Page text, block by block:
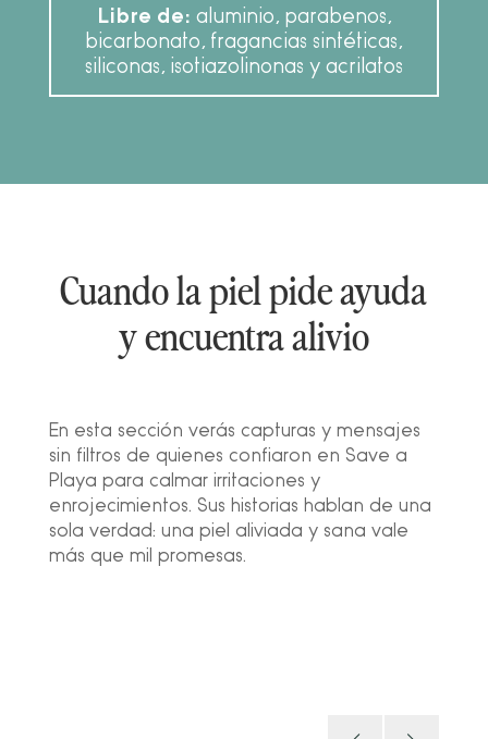
Libre de: aluminio, parabenos,
bicarbonato, fragancias sintéticas,
siliconas, isotiazolinonas y acrilatos
Cuando la piel pide ayuda
y encuentra alivio
En esta sección verás capturas y mensajes
sin filtros de quienes confiaron en Save a
Playa para calmar irritaciones y
enrojecimientos. Sus historias hablan de una
sola verdad: una piel aliviada y sana vale
más que mil promesas.